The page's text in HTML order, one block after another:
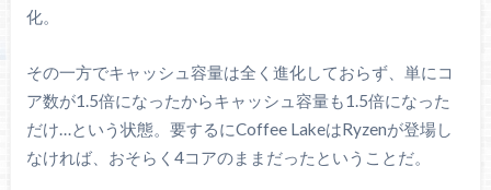
化。
その一方でキャッシュ容量は全く進化しておらず、単にコ
ア数が1.5倍になったからキャッシュ容量も1.5倍になった
だけ…という状態。要するにCoffee LakeはRyzenが登場し
なければ、おそらく4コアのままだったということだ。